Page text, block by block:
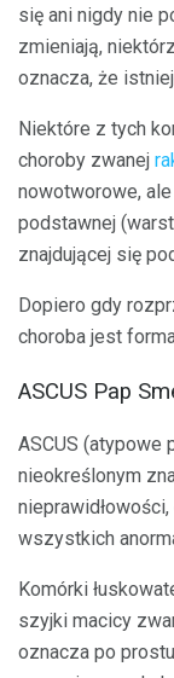
się ani nigdy nie
zmieniają,
oznacza, że
Niektóre z tych
choroby zwanej
nowotworowe,
podstawnej
znajdującej się
Dopiero gdy
choroba jest
ASCUS Pap
ASCUS (atypowe
nieokreślonym
wszystkich
Komórki
szyjki macicy
oznacza po